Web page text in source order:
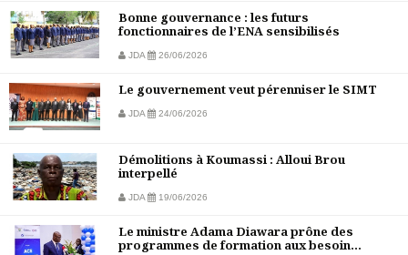
Bonne gouvernance : les futurs
fonctionnaires de l’ENA sensibilisés
JDA 26/06/2026
Le gouvernement veut pérenniser le SIMT
JDA 24/06/2026
Démolitions à Koumassi : Alloui Brou
interpellé
JDA 19/06/2026
Le ministre Adama Diawara prône des
programmes de formation aux besoin...